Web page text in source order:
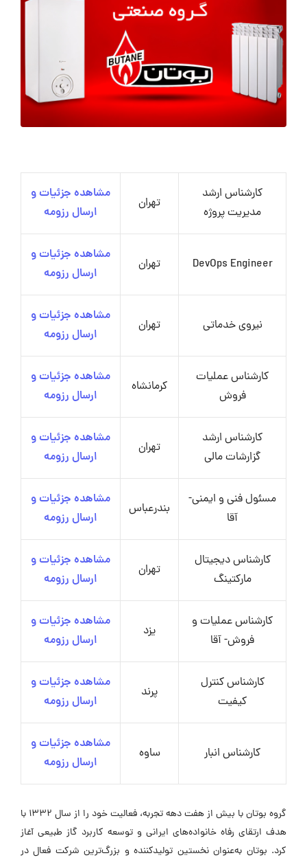
کارشناس ارشد
مدیریت پروژه
تهران
مشاهده جزئیات و
ارسال رزومه
DevOps Engineer تهران
مشاهده جزئیات و
ارسال رزومه
نیروی خدماتی تهران
مشاهده جزئیات و
ارسال رزومه
کارشناس عملیات
فروش
کرمانشاه
مشاهده جزئیات و
ارسال رزومه
کارشناس ارشد
گزارشات مالی
تهران
مشاهده جزئیات و
ارسال رزومه
مسئول فنی و ایمنی-
آقا
بندرعباس
مشاهده جزئیات و
ارسال رزومه
کارشناس دیجیتال
مارکتینگ
تهران
مشاهده جزئیات و
ارسال رزومه
کارشناس عملیات و
فروش- آقا
یزد
مشاهده جزئیات و
ارسال رزومه
کارشناس کنترل
کیفیت
پرند
مشاهده جزئیات و
ارسال رزومه
کارشناس انبار ساوه
مشاهده جزئیات و
ارسال رزومه
گروه بوتان با بیش از هفت دهه تجربه، فعالیت خود را از سال ۱۳۳۲ با
هدف ارتقای رفاه خانواده‌های ایرانی و توسعه کاربرد گاز طبیعی آغاز
کرد. بوتان به‌عنوان نخستین تولیدکننده و بزرگ‌ترین شرکت فعال در